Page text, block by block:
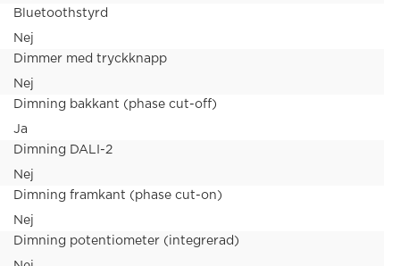
Bluetoothstyrd
Nej
Dimmer med tryckknapp
Nej
Dimning bakkant (phase cut-off)
Ja
Dimning DALI-2
Nej
Dimning framkant (phase cut-on)
Nej
Dimning potentiometer (integrerad)